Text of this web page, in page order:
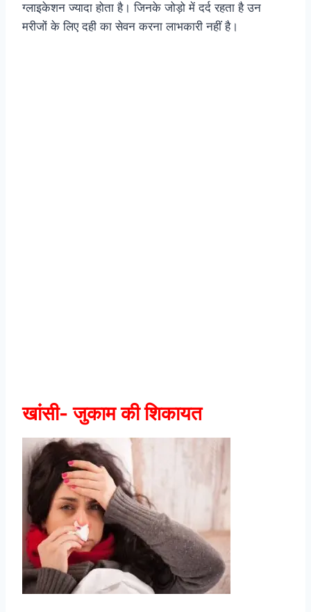
ग्लाइकेशन ज्यादा होता है। जिनके जोड़ो में दर्द रहता है उन
मरीजों के लिए दही का सेवन करना लाभकारी नहीं है।
खांसी- जुकाम की शिकायत